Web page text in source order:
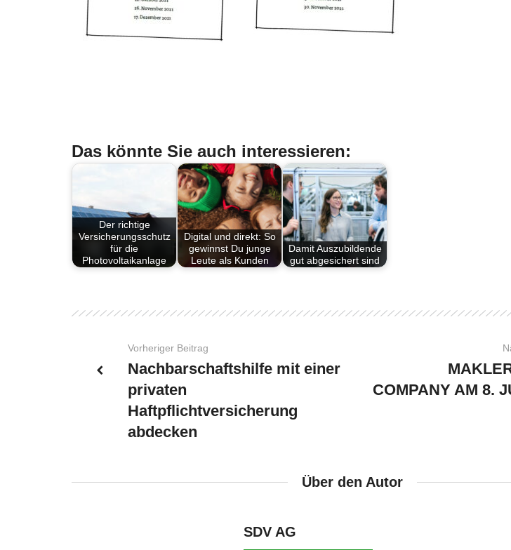
Das könnte Sie auch interessieren:
Der richtige
Versicherungsschutz
für die
Photovoltaikanlage
Digital und direkt: So
gewinnst Du junge
Leute als Kunden
Damit Auszubildende
gut abgesichert sind
Vorheriger Beitrag
Nachbarschaftshilfe mit einer
privaten
Haftpflichtversicherung
abdecken
COMPANY AM 8.
Über den Autor
SDV AG